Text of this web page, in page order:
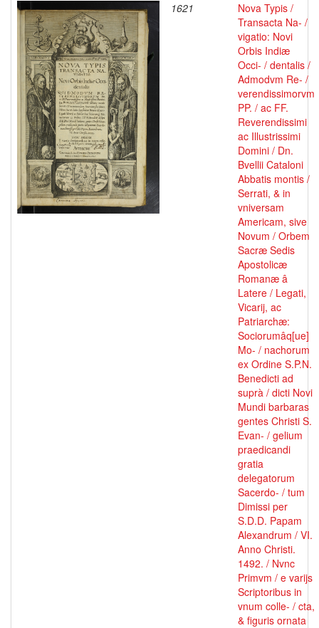
1621
Nova Typis /
Transacta Na- /
vigatio: Novi
Orbis Indiæ
Occi- / dentalis /
Admodvm Re- /
verendissimorvm
PP. / ac FF.
Reverendissimi
ac Illustrissimi
Domini / Dn.
Bvellii Cataloni
Abbatis montis /
Serrati, & in
vniversam
Americam, sive
Novum / Orbem
Sacræ Sedis
Apostolicæ
Romanæ â
Latere / Legati,
Vicarij, ac
Patriarchæ:
Sociorumâq[ue]
Mo- / nachorum
ex Ordine S.P.N.
Benedicti ad
suprà / dicti Novi
Mundi barbaras
gentes Christi S.
Evan- / gelium
praedicandi
gratia
delegatorum
Sacerdo- / tum
Dimissi per
S.D.D. Papam
Alexandrum / VI.
Anno Christi.
1492. / Nvnc
Primvm / e varijs
Scriptoribus in
vnum colle- / cta,
& figuris ornata